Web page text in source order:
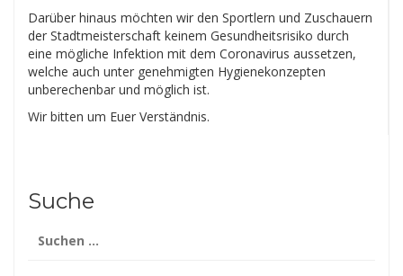
Darüber hinaus möchten wir den Sportlern und Zuschauern
der Stadtmeisterschaft keinem Gesundheitsrisiko durch
eine mögliche Infektion mit dem Coronavirus aussetzen,
welche auch unter genehmigten Hygienekonzepten
unberechenbar und möglich ist.
Wir bitten um Euer Verständnis.
Suche
nach: